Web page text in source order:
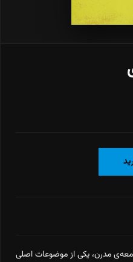
مدرن، یکی از موضوعات اصلی